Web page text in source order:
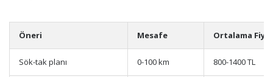
Öneri Mesafe Ortalama
Sök-tak planı 0-100 km 800-1400 TL